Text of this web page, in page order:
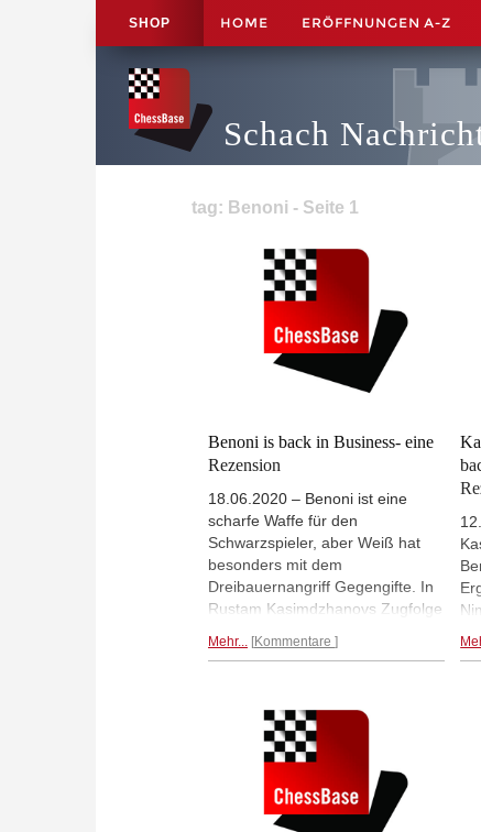
SHOP HOME ERÖFFNUNGEN A-Z
Schach
tag: Benoni - Seite 1
Benoni is back in Business- eine
Rezension
18.06.2020 – Benoni ist eine
scharfe Waffe für den
Schwarzspieler, aber Weiß hat
besonders mit dem
Dreibauernangriff Gegengifte. In
Rustam Kasimdzhanovs Zugfolge
umgangen. Lukas Köpl fand auch
Mehr... Kommentare